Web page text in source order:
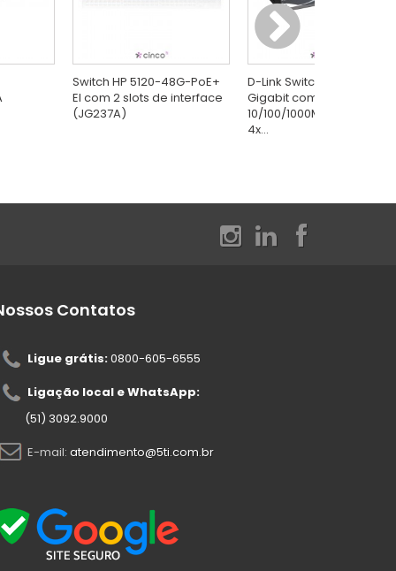
Switch HP 5120-48G-PoE+
EI com 2 slots de interface
(JG237A)
D-Link Switch Gerenciável
Gigabit com 24x
10/100/1000Mbps RJ45 +
4x...
Contatos
Ligue grátis:0800-605-6555
Ligação local e WhatsApp:
(51) 3092.9000
E-mail: atendimento@5ti.com.br